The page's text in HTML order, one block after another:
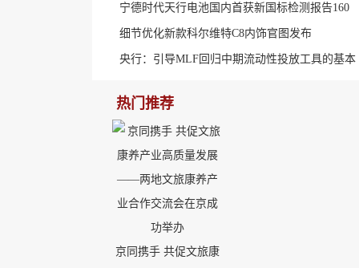
宁德时代天行电池国内首获新国标检测报告160
细节优化新款科尔维特C8内饰官图发布
央行：引导MLF回归中期流动性投放工具的基本
热门推荐
京同携手 共促文旅康